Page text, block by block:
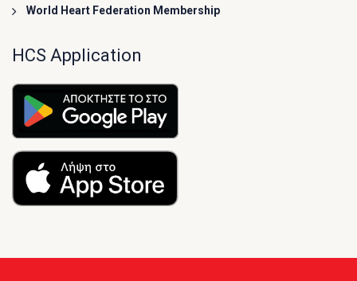
World Heart Federation Membership
HCS Application